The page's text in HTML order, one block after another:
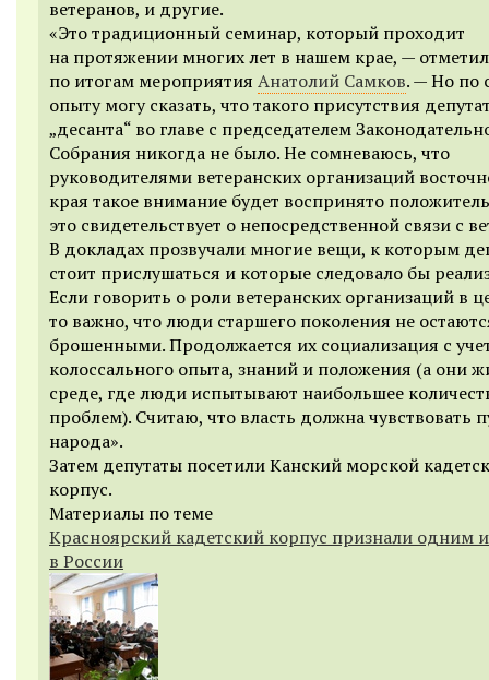
ветеранов, и другие.
«Это традиционный семинар, который проходит
на протяжении многих лет в нашем крае, — отметил
по итогам мероприятия Анатолий Самков. — Но по
опыту могу сказать, что такого присутствия
„десанта“ во главе с председателем
Собрания никогда не было. Не сомневаюсь, что
руководителями ветеранских организаций
края такое внимание будет воспринято
это свидетельствует о непосредственной связи с
В докладах прозвучали многие вещи, к которым
стоит прислушаться и которые следовало бы
Если говорить о роли ветеранских организаций в
то важно, что люди старшего поколения не
брошенными. Продолжается их социализация с
колоссального опыта, знаний и положения (а они
среде, где люди испытывают наибольшее
проблем). Считаю, что власть должна чувствовать
народа».
Затем депутаты посетили Канский морской
корпус.
Материалы по теме
Красноярский кадетский корпус признали одним
в России